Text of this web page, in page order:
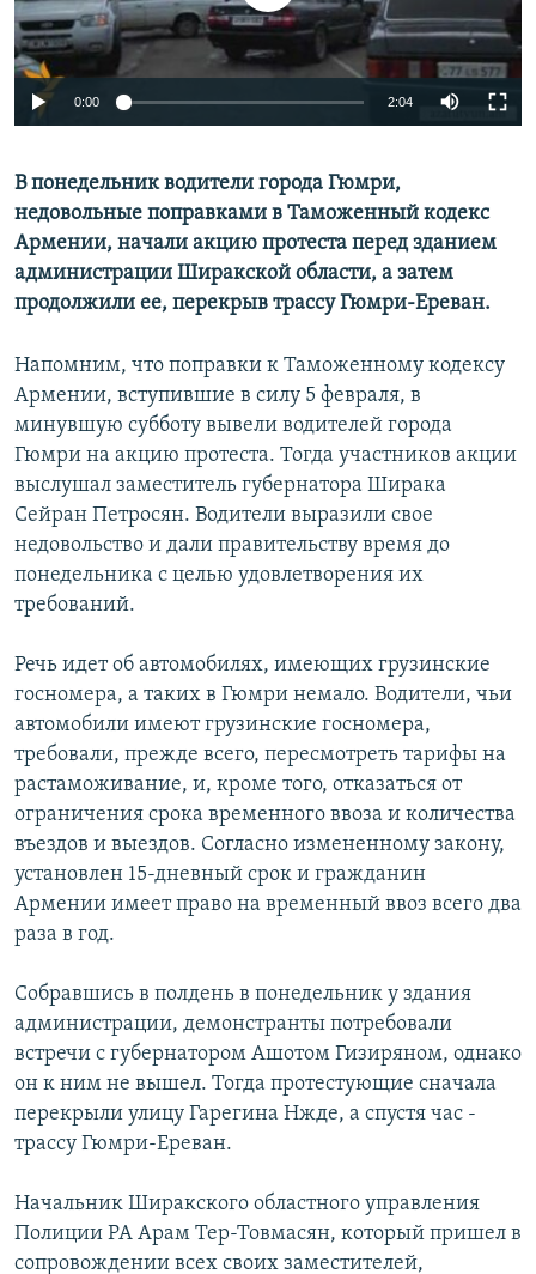
Հայերեն
English
Русский
Все сайты Радио Азатутюн
0:00 2:04
В понедельник водители города Гюмри,
недовольные поправками в Таможенный кодекс
Армении, начали акцию протеста перед зданием
администрации Ширакской области, а затем
продолжили ее, перекрыв трассу Гюмри-Ереван.
Напомним, что поправки к Таможенному кодексу
Армении, вступившие в силу 5 февраля, в
минувшую субботу вывели водителей города
Гюмри на акцию протеста. Тогда участников акции
выслушал заместитель губернатора Ширака
Сейран Петросян. Водители выразили свое
недовольство и дали правительству время до
понедельника с целью удовлетворения их
требований.
Речь идет об автомобилях, имеющих грузинские
госномера, а таких в Гюмри немало. Водители, чьи
автомобили имеют грузинские госномера,
требовали, прежде всего, пересмотреть тарифы на
растаможивание, и, кроме того, отказаться от
ограничения срока временного ввоза и количества
въездов и выездов. Согласно измененному закону,
установлен 15-дневный срок и гражданин
Армении имеет право на временный ввоз всего два
раза в год.
Собравшись в полдень в понедельник у здания
администрации, демонстранты потребовали
встречи с губернатором Ашотом Гизиряном, однако
он к ним не вышел. Тогда протестующие сначала
перекрыли улицу Гарегина Нжде, а спустя час -
трассу Гюмри-Ереван.
Начальник Ширакского областного управления
Полиции РА Арам Тер-Товмасян, который пришел в
сопровождении всех своих заместителей,